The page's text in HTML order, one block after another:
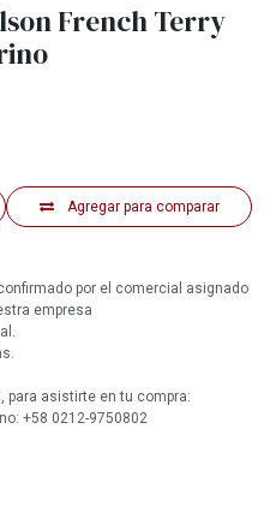
French Terry
Agregar para comparar
por el comercial asignado
empresa
para asistirte en tu compra:
+58 0212-9750802